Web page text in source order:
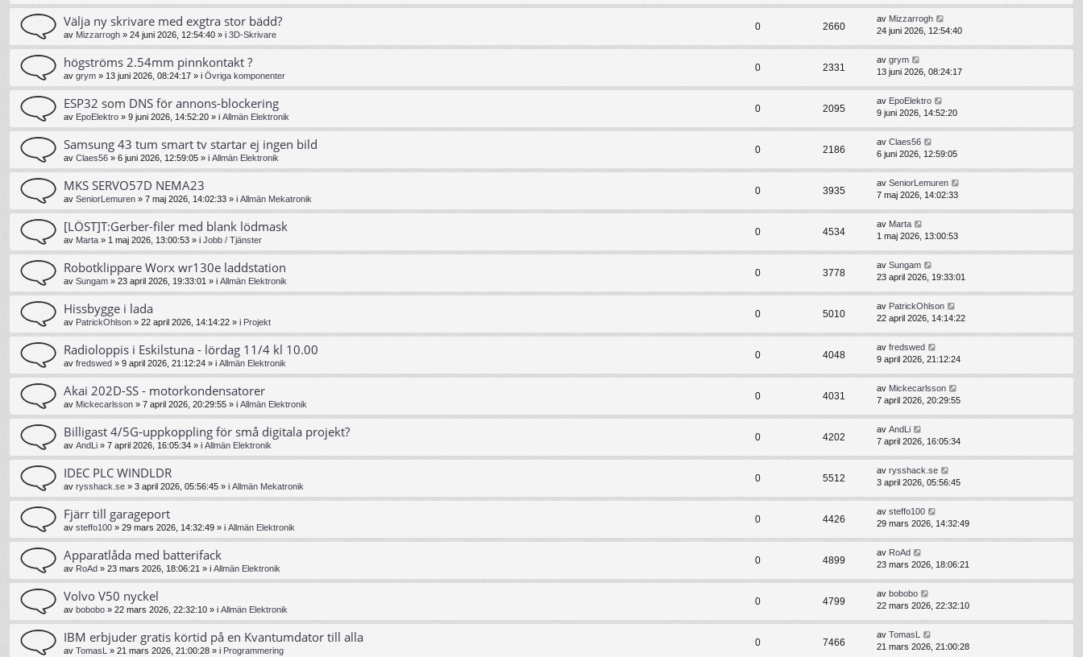
Välja ny skrivare med exgtra stor bädd?
av Mizzarrogh » 24 juni 2026, 12:54:40 » i 3D-Skrivare
0 2660
av Mizzarrogh
24 juni 2026, 12:54:40
högströms 2.54mm pinnkontakt ?
av grym » 13 juni 2026, 08:24:17 » i Övriga komponenter
0 2331
av grym
13 juni 2026, 08:24:17
ESP32 som DNS för annons-blockering
av EpoElektro » 9 juni 2026, 14:52:20 » i Allmän Elektronik
0 2095
av EpoElektro
9 juni 2026, 14:52:20
Samsung 43 tum smart tv startar ej ingen bild
av Claes56 » 6 juni 2026, 12:59:05 » i Allmän Elektronik
0 2186
av Claes56
6 juni 2026, 12:59:05
MKS SERVO57D NEMA23
av SeniorLemuren » 7 maj 2026, 14:02:33 » i Allmän Mekatronik
0 3935
av SeniorLemuren
7 maj 2026, 14:02:33
[LÖST]T:Gerber-filer med blank lödmask
av Marta » 1 maj 2026, 13:00:53 » i Jobb / Tjänster
0 4534
av Marta
1 maj 2026, 13:00:53
Robotklippare Worx wr130e laddstation
av Sungam » 23 april 2026, 19:33:01 » i Allmän Elektronik
0 3778
av Sungam
23 april 2026, 19:33:01
Hissbygge i lada
av PatrickOhlson » 22 april 2026, 14:14:22 » i Projekt
0 5010
av PatrickOhlson
22 april 2026, 14:14:22
Radioloppis i Eskilstuna - lördag 11/4 kl 10.00
av fredswed » 9 april 2026, 21:12:24 » i Allmän Elektronik
0 4048
av fredswed
9 april 2026, 21:12:24
Akai 202D-SS - motorkondensatorer
av Mickecarlsson » 7 april 2026, 20:29:55 » i Allmän Elektronik
0 4031
av Mickecarlsson
7 april 2026, 20:29:55
Billigast 4/5G-uppkoppling för små digitala projekt?
av AndLi » 7 april 2026, 16:05:34 » i Allmän Elektronik
0 4202
av AndLi
7 april 2026, 16:05:34
IDEC PLC WINDLDR
av rysshack.se » 3 april 2026, 05:56:45 » i Allmän Mekatronik
0 5512
av rysshack.se
3 april 2026, 05:56:45
Fjärr till garageport
av steffo100 » 29 mars 2026, 14:32:49 » i Allmän Elektronik
0 4426
av steffo100
29 mars 2026, 14:32:49
Apparatlåda med batterifack
av RoAd » 23 mars 2026, 18:06:21 » i Allmän Elektronik
0 4899
av RoAd
23 mars 2026, 18:06:21
Volvo V50 nyckel
av bobobo » 22 mars 2026, 22:32:10 » i Allmän Elektronik
0 4799
av bobobo
22 mars 2026, 22:32:10
IBM erbjuder gratis körtid på en Kvantumdator till alla
av TomasL » 21 mars 2026, 21:00:28 » i Programmering
0 7466
av TomasL
21 mars 2026, 21:00:28